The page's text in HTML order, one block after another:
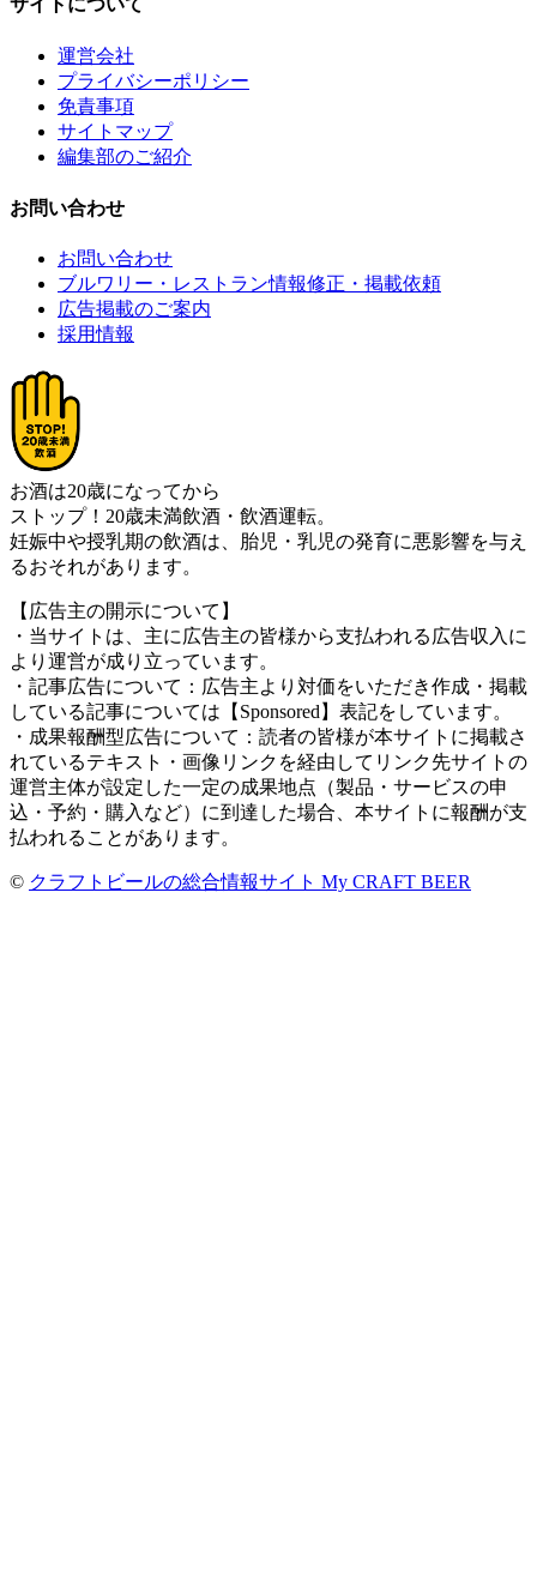
運営会社
プライバシーポリシー
免責事項
サイトマップ
編集部のご紹介
お問い合わせ
お問い合わせ
ブルワリー・レストラン情報修正・掲載依頼
広告掲載のご案内
採用情報
お酒は20歳になってから
ストップ！20歳未満飲酒・飲酒運転。
妊娠中や授乳期の飲酒は、胎児・乳児の発育に悪影響を与え
るおそれがあります。
【広告主の開示について】
・当サイトは、主に広告主の皆様から支払われる広告収入に
より運営が成り立っています。
・記事広告について：広告主より対価をいただき作成・掲載
している記事については【Sponsored】表記をしています。
・成果報酬型広告について：読者の皆様が本サイトに掲載さ
れているテキスト・画像リンクを経由してリンク先サイトの
運営主体が設定した一定の成果地点（製品・サービスの申
込・予約・購入など）に到達した場合、本サイトに報酬が支
払われることがあります。
© クラフトビールの総合情報サイト My CRAFT BEER